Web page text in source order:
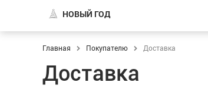
НОВЫЙ ГОД
Главная Покупателю Доставка
Доставка